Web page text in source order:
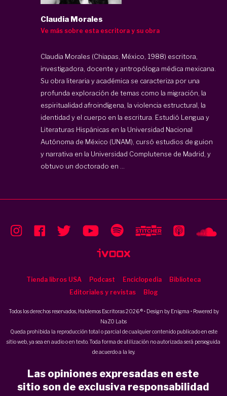
Claudia Morales
Ve más sobre esta escritora y su obra
Claudia Morales (Chiapas, México, 1988) escritora,
investigadora, docente y antropóloga médica mexicana.
Su obra literaria y académica se caracteriza por una
profunda exploración de temas como la migración, la
espiritualidad afroindígena, la violencia estructural, la
identidad y el cuerpo en la escritura. Estudió Lengua y
Literaturas Hispánicas en la Universidad Nacional
Autónoma de México (UNAM), cursó estudios de guion
y narrativa en la Universidad Complutense de Madrid, y
obtuvo un doctorado en ...
Tienda libros USA Podcast Enciclopedia
Biblioteca
Editoriales y revistas
Blog
Todos los derechos reservados, Hablemos Escritoras 2026 ® • Design by Enigma • Powered by
NaZO Labs
Queda prohibida la reproducción total o parcial de cualquier contenido publicado en este
sitio web, ya sea en audio o en texto. Toda forma de utilización no autorizada será perseguida
de acuerdo a la ley.
Las opiniones expresadas en este
sitio son de exclusiva responsabilidad